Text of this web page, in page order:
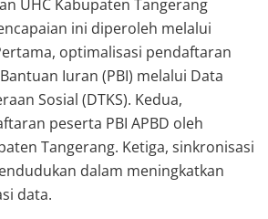
UHC Kabupaten Tangerang
ini diperoleh melalui
optimalisasi pendaftaran
Iuran (PBI) melalui Data
Sosial (DTKS). Kedua,
peserta PBI APBD oleh
Tangerang. Ketiga, sinkronisasi
dalam meningkatkan
data.